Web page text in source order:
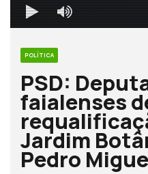
POLÍTICA
PSD:
faialenses
Jardim
Pedro